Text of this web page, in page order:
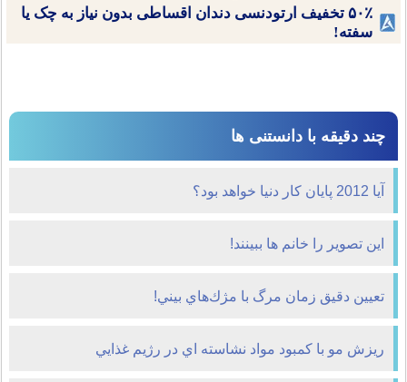
۵۰٪ تخفیف ارتودنسی دندان اقساطی بدون نیاز به چک یا
سفته!
چند دقیقه با دانستنی ها
آیا 2012 پایان کار دنیا خواهد بود؟
این تصویر را خانم ها ببینند!
تعيين دقيق زمان مرگ با مژك‌هاي بيني!
ريزش مو با کمبود مواد نشاسته اي در رژيم غذايي